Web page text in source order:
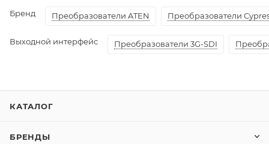
Бренд Преобразователи ATEN Преобразователи
Выходной интерфейс Преобразователи 3G-SDI
КАТАЛОГ
БРЕНДЫ